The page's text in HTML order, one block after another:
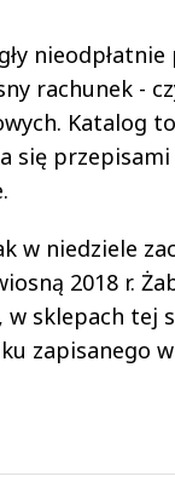
rachunek -
Katalog
się
w niedziele
2018 r.
sklepach tej
zapisanego